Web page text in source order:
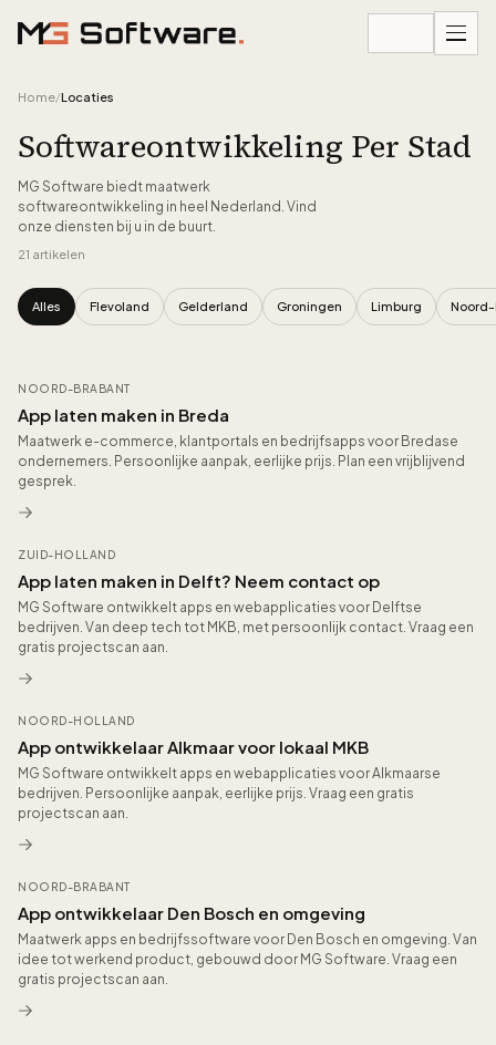
Home/Locaties
Softwareontwikkeling Per Stad
MG Software biedt maatwerk
softwareontwikkeling in heel Nederland. Vind
onze diensten bij u in de buurt.
21 artikelen
Alles Flevoland Gelderland Groningen Limburg
Alle artikelen
NOORD-BRABANT
App laten maken in Breda
Maatwerk e-commerce, klantportals en bedrijfsapps voor Bredase
ondernemers. Persoonlijke aanpak, eerlijke prijs. Plan een vrijblijvend
gesprek.
ZUID-HOLLAND
App laten maken in Delft? Neem contact op
MG Software ontwikkelt apps en webapplicaties voor Delftse
bedrijven. Van deep tech tot MKB, met persoonlijk contact. Vraag een
gratis projectscan aan.
NOORD-HOLLAND
App ontwikkelaar Alkmaar voor lokaal MKB
MG Software ontwikkelt apps en webapplicaties voor Alkmaarse
bedrijven. Persoonlijke aanpak, eerlijke prijs. Vraag een gratis
projectscan aan.
NOORD-BRABANT
App ontwikkelaar Den Bosch en omgeving
Maatwerk apps en bedrijfssoftware voor Den Bosch en omgeving. Van
idee tot werkend product, gebouwd door MG Software. Vraag een
gratis projectscan aan.